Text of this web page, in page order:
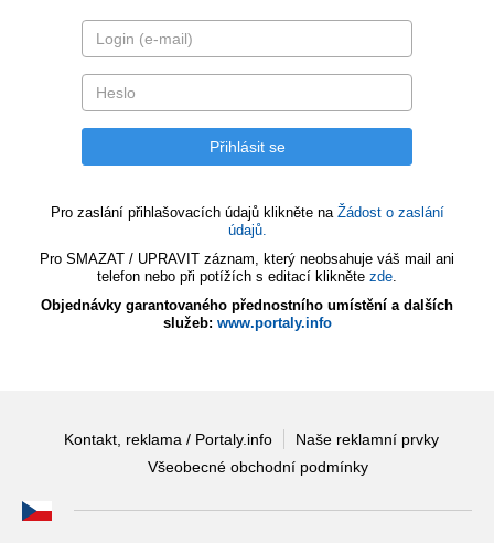
Pro zaslání přihlašovacích údajů klikněte na Žádost o zaslání
údajů.
Pro SMAZAT / UPRAVIT záznam, který neobsahuje váš mail ani
telefon nebo při potížích s editací klikněte zde.
Objednávky garantovaného přednostního umístění a dalších
služeb: www.portaly.info
Kontakt, reklama / Portaly.info
Naše reklamní prvky
Všeobecné obchodní podmínky